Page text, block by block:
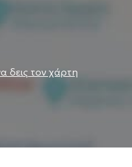
δεις τον χάρτη